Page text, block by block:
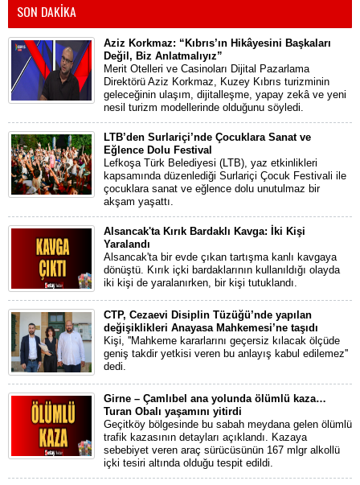
SON DAKİKA
Aziz Korkmaz: “Kıbrıs’ın Hikâyesini Başkaları
Değil, Biz Anlatmalıyız”
Merit Otelleri ve Casinoları Dijital Pazarlama
Direktörü Aziz Korkmaz, Kuzey Kıbrıs turizminin
geleceğinin ulaşım, dijitalleşme, yapay zekâ ve yeni
nesil turizm modellerinde olduğunu söyledi.
LTB’den Surlariçi’nde Çocuklara Sanat ve
Eğlence Dolu Festival
Lefkoşa Türk Belediyesi (LTB), yaz etkinlikleri
kapsamında düzenlediği Surlariçi Çocuk Festivali ile
çocuklara sanat ve eğlence dolu unutulmaz bir
akşam yaşattı.
Alsancak'ta Kırık Bardaklı Kavga: İki Kişi
Yaralandı
Alsancak'ta bir evde çıkan tartışma kanlı kavgaya
dönüştü. Kırık içki bardaklarının kullanıldığı olayda
iki kişi de yaralanırken, bir kişi tutuklandı.
CTP, Cezaevi Disiplin Tüzüğü’nde yapılan
değişiklikleri Anayasa Mahkemesi’ne taşıdı
Kişi, ''Mahkeme kararlarını geçersiz kılacak ölçüde
geniş takdir yetkisi veren bu anlayış kabul edilemez''
dedi.
Girne – Çamlıbel ana yolunda ölümlü kaza…
Turan Obalı yaşamını yitirdi
Geçitköy bölgesinde bu sabah meydana gelen ölümlü
trafik kazasının detayları açıklandı. Kazaya
sebebiyet veren araç sürücüsünün 167 mlgr alkollü
içki tesiri altında olduğu tespit edildi.